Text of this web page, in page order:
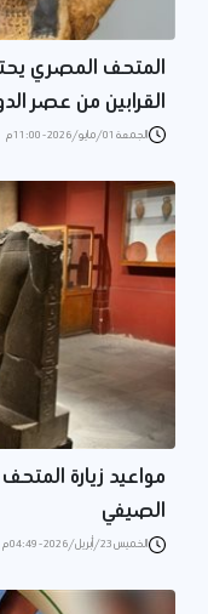
المتحف المصري
القرابين من عصر
الجمعة 01/مايو/2026 - 11:00 م
مواعيد زيارة
الصيفي
الخميس 23/أبريل/2026 - 04:49 م